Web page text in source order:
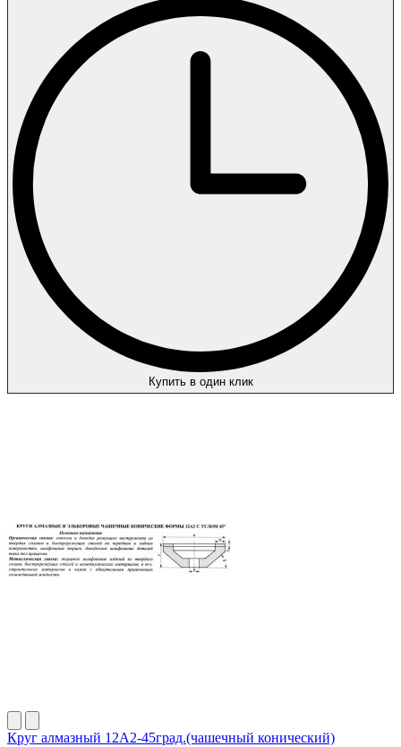
Купить в один клик
Круг алмазный 12А2-45град.(чашечный конический)